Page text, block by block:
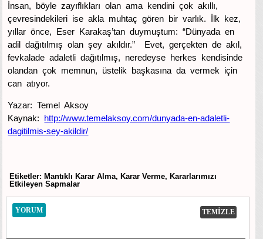
İnsan, böyle zayıflıkları olan ama kendini çok akıllı,
çevresindekileri ise akla muhtaç gören bir varlık. İlk kez,
yıllar önce, Eser Karakaş’tan duymuştum: “Dünyada en
adil dağıtılmış olan şey akıldır.” Evet, gerçekten de akıl,
fevkalade adaletli dağıtılmış, neredeyse herkes kendisinde
olandan çok memnun, üstelik başkasına da vermek için
can atıyor.
Yazar: Temel Aksoy
Kaynak: http://www.temelaksoy.com/dunyada-en-adaletli-
dagitilmis-sey-akildir/
Etiketler: Mantıklı Karar Alma, Karar Verme, Kararlarımızı
Etkileyen Sapmalar
YORUM TEMİZLE